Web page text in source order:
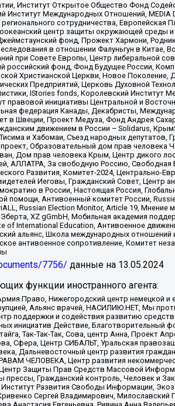
Институт Открытое Общество Фонд
Международных Отношений, MEDIA
сотрудничества,
центр защиты окружающей среды
фонд, Прожект Хармони,
в отношении Фалуньгун в Китае,
при Совете Европы, Центр либеральной
фонд, Фонд Будущее России,
Христианской Церкви, Новое
Предприятий, Церковь Духовной
IStories fonds, Королевский
правовой инициативы Центральной и
федерация Канады, Декабристы,
в Швеции, Проект Медуза, Фонд Андрея
движением в России – Solidarus,
и Хабомаи, Съезд народных
проект, Образовательный дом прав
Дом прав человека Крым, Центр дикого
АЛЛАТРА, За свободную Россию,
Развития, Комитет-2024, Центрально-
Иеговы, Гражданский Совет, Центр
в России, Настоящая Россия,
помощи, Антивоенный комитет России,
Russian Election Monitor, Article 19,
XZ gGmbH, Мобильная академия
of International Education, Антивоенное
альянс, Школа международных
антивоенное сопротивление, Комитет
7756/ данные на 13.05.2024
функции иностранного агента:
Нижегородский центр немецкой
Альянс врачей, НАСИЛИЮ.НЕТ, Мы
поддержки и содействия развитию
инициатив Действие,
Так-Так-Так, Сова, центр Анна, Проект
Сфера, Центр СИБАЛЬТ, Уральская
Дальневосточный центр развития
ЧЕЛОВЕКА, Центр развития
Защиты Прав Средств Массовой
Гражданский контроль, Человек и
Развития Свободы Информации,
Сергей Владимирович,